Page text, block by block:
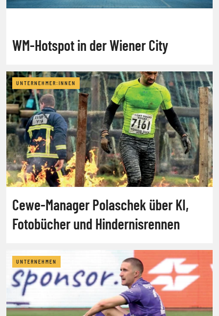
WM-Hotspot in der Wiener City
UNTERNEHMER:INNEN
Cewe-Manager Polaschek über KI,
Fotobücher und Hindernisrennen
UNTERNEHMEN